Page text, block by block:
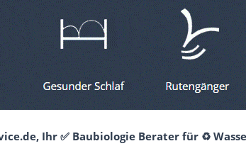
Ihr ✅ Baubiologie Berater für ♻